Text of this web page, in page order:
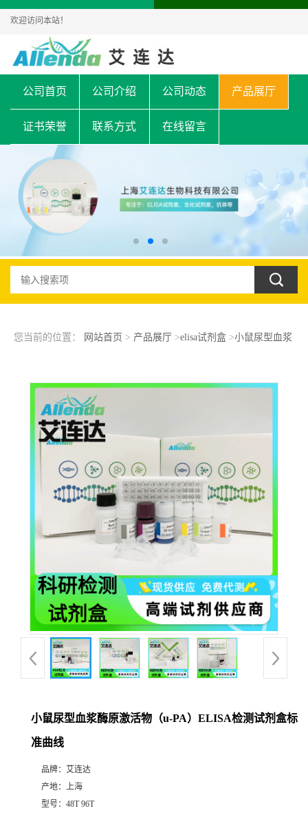
欢迎访问本站！
公司首页 公司介绍 公司动态 产品展厅
证书荣誉 联系方式 在线留言
您当前的位置： 网站首页 > 产品展厅 >elisa试剂盒>小鼠尿型血浆
小鼠尿型血浆酶原激活物（u-PA）ELISA检测试剂盒标
准曲线
品牌： 艾连达
产地： 上海
型号： 48T 96T